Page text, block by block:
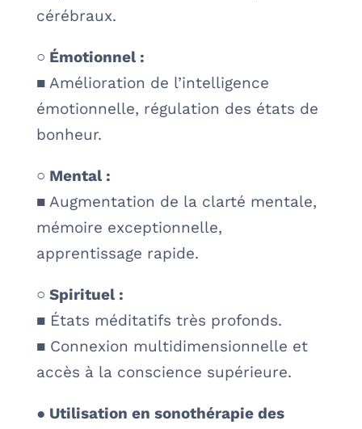
cérébraux.
○ Émotionnel :
■ Amélioration de l’intelligence
émotionnelle, régulation des états de
bonheur.
○ Mental :
■ Augmentation de la clarté mentale,
mémoire exceptionnelle,
apprentissage rapide.
○ Spirituel :
■ États méditatifs très profonds.
■ Connexion multidimensionnelle et
accès à la conscience supérieure.
● Utilisation en sonothérapie des